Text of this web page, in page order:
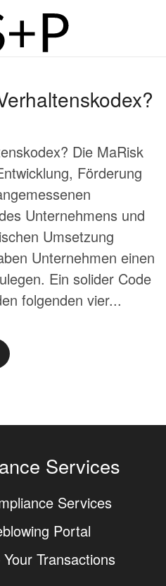
Die MaRisk
Förderung
Unternehmens und
Umsetzung
Unternehmen einen
Ein solider Code
folgenden vier...
Services
Services
Portal
Transactions